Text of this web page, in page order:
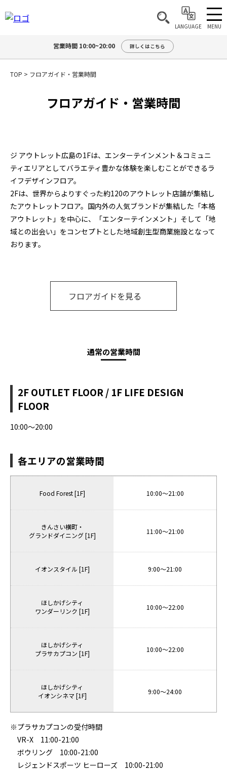
LANGUAGE MENU
営業時間 10:00~20:00 詳しくはこちら
TOP > フロアガイド・営業時間
フロアガイド・営業時間
ジ アウトレット広島の1Fは、エンターテインメント＆コミュニ
ティエリアとしてバラエティ豊かな体験を楽しむことができるラ
イフデザインフロア。
2Fは、世界からよりすぐった約120のアウトレット店舗が集結し
たアウトレットフロア。国内外の人気ブランドが集結した「本格
アウトレット」を中心に、「エンターテインメント」そして「地
域との出会い」をコンセプトとした地域創生型商業施設となって
おります。
フロアガイドを見る
通常の営業時間
2F OUTLET FLOOR / 1F LIFE DESIGN
FLOOR
10:00〜20:00
各エリアの営業時間
Food Forest [1F] 10:00〜21:00
きんさい横町・
グランドダイニング [1F]
11:00〜21:00
イオンスタイル [1F] 9:00〜21:00
ほしかげシティ
ワンダーリンク [1F]
10:00〜22:00
ほしかげシティ
プラサカプコン [1F]
10:00〜22:00
ほしかげシティ
イオンシネマ [1F]
9:00〜24:00
※プラサカプコンの受付時間
VR-X 11:00-21:00
ボウリング 10:00-21:00
レジェンドスポーツ ヒーローズ 10:00-21:00